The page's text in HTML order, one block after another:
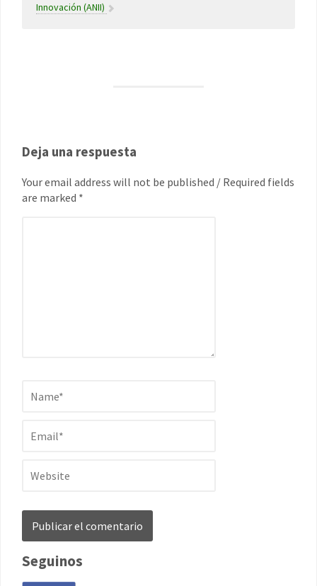
Innovación (ANII)
Deja una respuesta
Your email address will not be published / Required fields
are marked *
Seguinos